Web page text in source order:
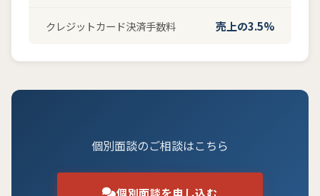
クレジットカード決済手数料 売上の3.5%
個別面談のご相談はこちら
個別面談を申し込む